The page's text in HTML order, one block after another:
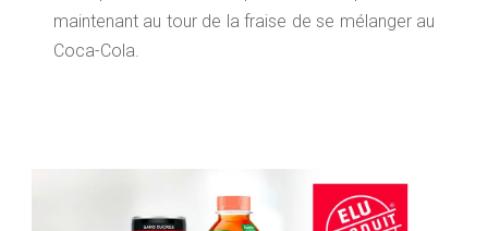
maintenant au tour de la fraise de se mélanger au
Coca-Cola.